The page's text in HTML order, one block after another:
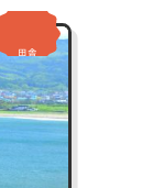
てい
盛ん
町の
革新と
田舎